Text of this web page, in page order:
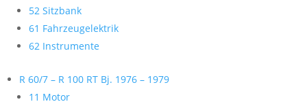
52 Sitzbank
61 Fahrzeugelektrik
62 Instrumente
R 60/7 – R 100 RT Bj. 1976 – 1979
11 Motor